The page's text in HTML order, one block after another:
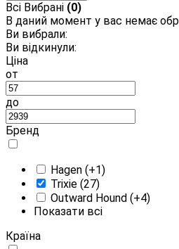
Всі Вибрані (0)
В даний момент у вас немає
Ви вибрали:
Ви відкинули:
Ціна
от
до
Бренд
Hagen (+1)
Trixie (27)
Outward Hound (+4)
Показати всі
Країна